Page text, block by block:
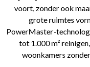
voort, zonder ook
grote ruimtes
PowerMaster-
tot 1.000 m²
woonkamers